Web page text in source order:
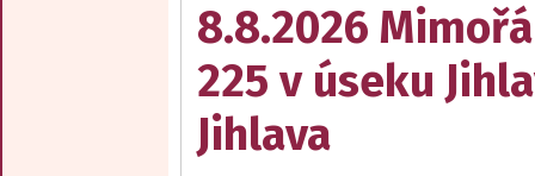
8.8.2026
225 v úseku
Jihlava